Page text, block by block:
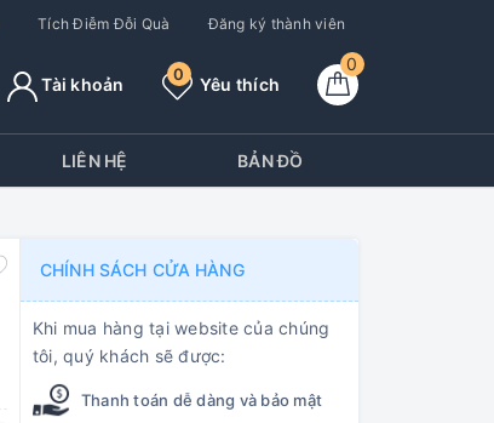
Tích Điễm Đỗi Quà Đăng ký thành viên
0
Yêu thích
0
Tài khoản
LIÊN HỆ BẢN ĐỒ
CHÍNH SÁCH CỬA HÀNG
Khi mua hàng tại website của chúng
tôi, quý khách sẽ được:
Thanh toán dễ dàng và bảo mật